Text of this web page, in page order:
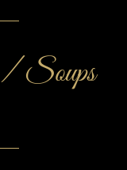
/ Soups